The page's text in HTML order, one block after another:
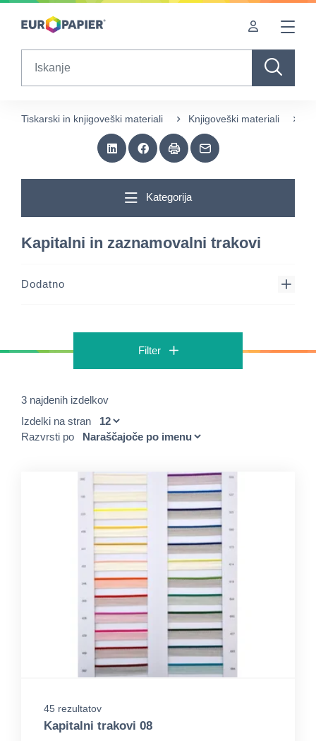
Table Of Content
Tiskarski in knjigoveški materiali Knjigoveški materiali
Kategorija
Kapitalni in zaznamovalni trakovi
Dodatno
Filter
3 najdenih izdelkov
Izdelki na stran
Razvrsti po
45 rezultatov
Kapitalni trakovi 08